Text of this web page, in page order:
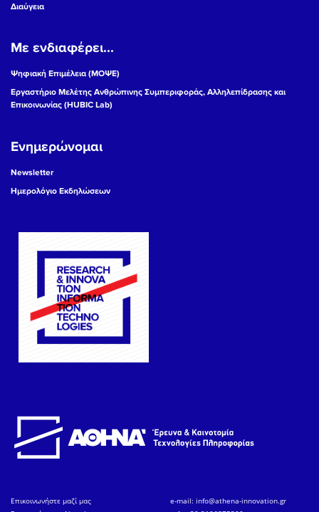
Διαύγεια
Με ενδιαφέρει...
Ψηφιακή Επιμέλεια (ΜΟΨΕ)
Εργαστήριο Μελέτης Ανθρώπινης Συμπεριφοράς, Αλληλεπίδρασης και
Επικοινωνίας (HUBIC Lab)
Ενημερώνομαι
Newsletter
Ημερολόγιο Εκδηλώσεων
Eπικοινωνήστε μαζί μας
e-mail: info@athena-innovation.gr